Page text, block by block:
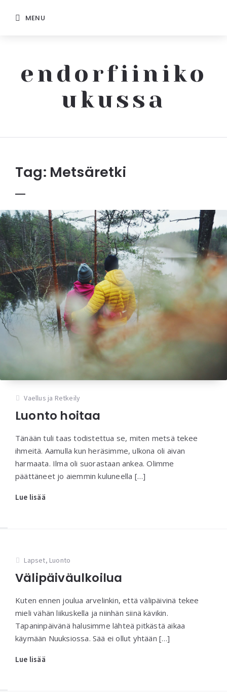
MENU
endorfiiniko
ukussa
Tag: Metsäretki
Vaellus ja Retkeily
Luonto hoitaa
Tänään tuli taas todistettua se, miten metsä tekee
ihmeitä. Aamulla kun heräsimme, ulkona oli aivan
harmaata. Ilma oli suorastaan ankea. Olimme
päättäneet jo aiemmin kuluneella […]
Lue lisää
Lapset, Luonto
Välipäiväulkoilua
Kuten ennen joulua arvelinkin, että välipäivinä tekee
mieli vähän liikuskella ja niinhän siinä kävikin.
Tapaninpäivänä halusimme lähteä pitkästä aikaa
käymään Nuuksiossa. Sää ei ollut yhtään […]
Lue lisää